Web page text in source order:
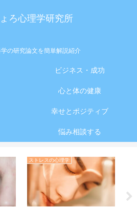
ろ心理学研究所
の研究論文を簡単解説紹介
ビジネス・成功
心と体の健康
幸せとポジティブ
悩み相談する
ストレスの心理学